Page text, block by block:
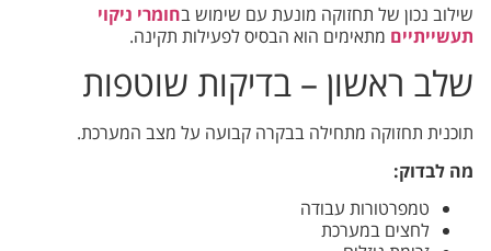
שילוב נכון של תחזוקה מונעת עם שימוש בחומרי ניקוי
תעשייתיים מתאימים הוא הבסיס לפעילות תקינה.
שלב ראשון – בדיקות שוטפות
תוכנית תחזוקה מתחילה בבקרה קבועה על מצב המערכת.
מה לבדוק:
טמפרטורות עבודה
לחצים במערכת